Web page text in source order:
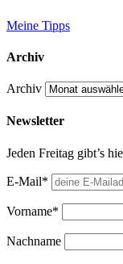
Meine Tipps
Archiv
Archiv
Newsletter
Jeden Freitag gibt’s
E-Mail*
Vorname*
Nachname